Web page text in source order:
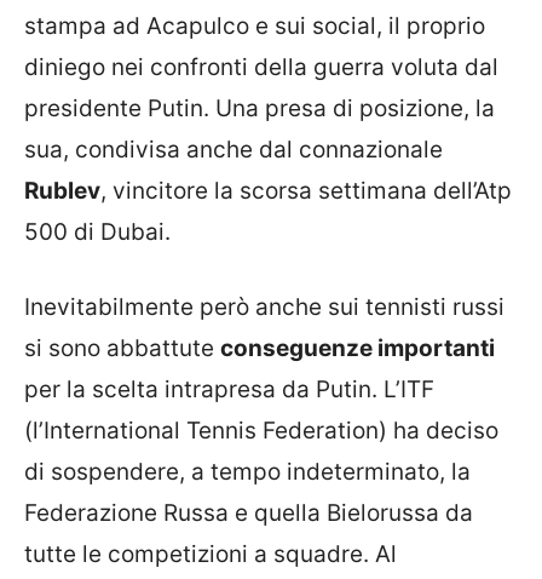
stampa ad Acapulco e sui social, il proprio
diniego nei confronti della guerra voluta dal
presidente Putin. Una presa di posizione, la
sua, condivisa anche dal connazionale
Rublev, vincitore la scorsa settimana dell’Atp
500 di Dubai.
Inevitabilmente però anche sui tennisti russi
si sono abbattute conseguenze importanti
per la scelta intrapresa da Putin. L’ITF
(l’International Tennis Federation) ha deciso
di sospendere, a tempo indeterminato, la
Federazione Russa e quella Bielorussa da
tutte le competizioni a squadre. Al